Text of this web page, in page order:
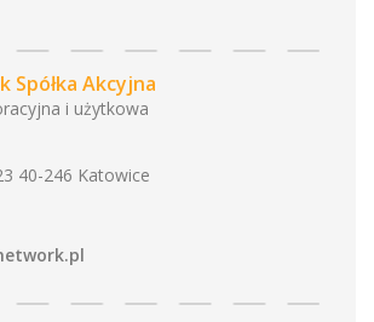
Spółka Akcyjna
i użytkowa
40-246 Katowice